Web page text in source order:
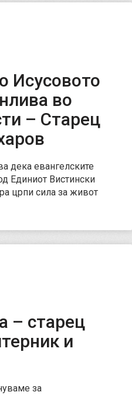
Исусовото
во
– Старец
дека евангелските
Единиот Вистински
црпи сила за живот
– старец
и
за